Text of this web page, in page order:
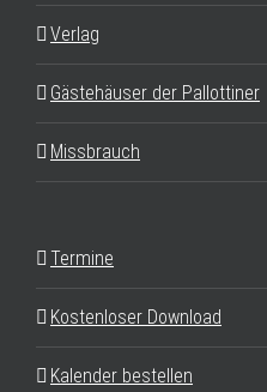
Verlag
Gästehäuser der Pallottiner
Missbrauch
Termine
Kostenloser Download
Kalender bestellen